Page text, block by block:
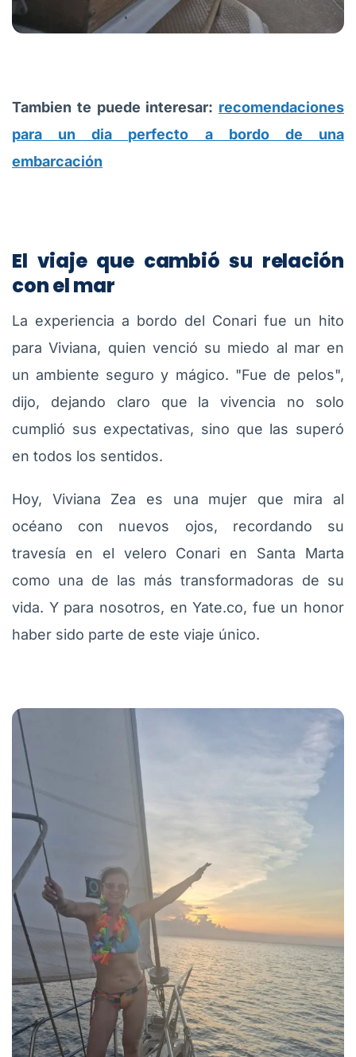
Tambien te puede interesar: recomendaciones
para un dia perfecto a bordo de una
embarcación
El viaje que cambió su relación
con el mar
La experiencia a bordo del Conari fue un hito
para Viviana, quien venció su miedo al mar en
un ambiente seguro y mágico. "Fue de pelos",
dijo, dejando claro que la vivencia no solo
cumplió sus expectativas, sino que las superó
en todos los sentidos.
Hoy, Viviana Zea es una mujer que mira al
océano con nuevos ojos, recordando su
travesía en el velero Conari en Santa Marta
como una de las más transformadoras de su
vida. Y para nosotros, en Yate.co, fue un honor
haber sido parte de este viaje único.